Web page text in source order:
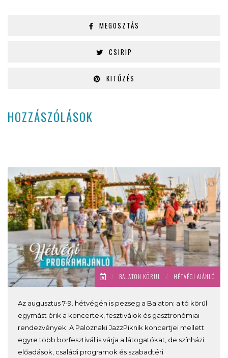
MEGOSZTÁS
CSIRIP
KITŰZÉS
HOZZÁSZÓLÁSOK
/ BALATON KÖRÜL / HÉTVÉGI AJÁNLÓ
Az augusztus 7-9. hétvégén is pezseg a Balaton: a tó körül
egymást érik a koncertek, fesztiválok és gasztronómiai
rendezvények. A Paloznaki JazzPiknik koncertjei mellett
egyre több borfesztivál is várja a látogatókat, de színházi
előadások, családi programok és szabadtéri